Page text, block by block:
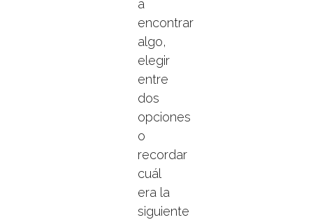
a
encontrar
algo,
elegir
entre
dos
opciones
o
recordar
cuál
era la
siguiente